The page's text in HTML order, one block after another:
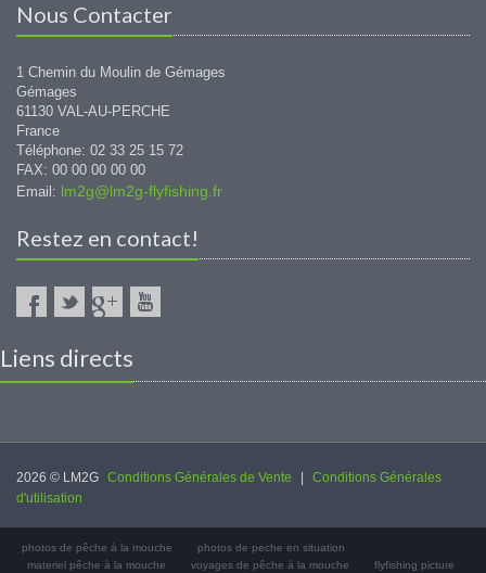
Nous Contacter
1 Chemin du Moulin de Gémages
Gémages
61130 VAL-AU-PERCHE
France
Téléphone: 02 33 25 15 72
FAX: 00 00 00 00 00
Email: lm2g@lm2g-flyfishing.fr
Restez en contact!
Liens directs
2026 © LM2G Conditions Générales de Vente
Conditions Générales
d'utilisation
photos de pêche à la mouche
photos de peche en situation
materiel pêche à la mouche
voyages de pêche à la mouche
flyfishing picture